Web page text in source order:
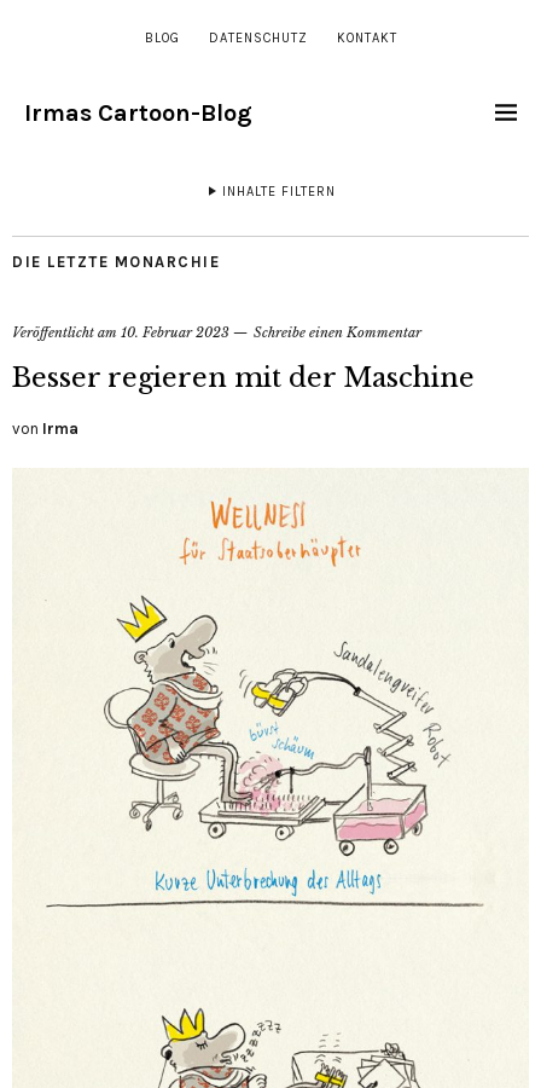
BLOG DATENSCHUTZ KONTAKT
Irmas Cartoon-Blog
INHALTE FILTERN
DIE LETZTE MONARCHIE
Veröffentlicht am 10. Februar 2023 Schreibe einen Kommentar
Besser regieren mit der Maschine
von Irma